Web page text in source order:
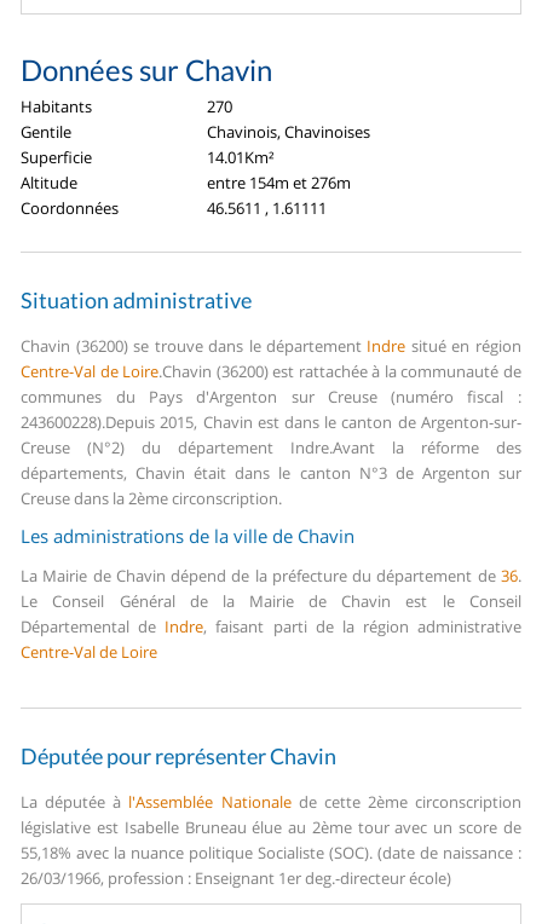
Données sur Chavin
Habitants
270
Gentile
Chavinois, Chavinoises
Superficie
14.01Km²
Altitude
entre 154m et 276m
Coordonnées
46.5611 , 1.61111
Situation administrative
Chavin (36200) se trouve dans le département Indre situé en région
Centre-Val de Loire.Chavin (36200) est rattachée à la communauté de
communes du Pays d'Argenton sur Creuse (numéro fiscal :
243600228).Depuis 2015, Chavin est dans le canton de Argenton-sur-
Creuse (N°2) du département Indre.Avant la réforme des
départements, Chavin était dans le canton N°3 de Argenton sur
Creuse dans la 2ème circonscription.
Les administrations de la ville de Chavin
La Mairie de Chavin dépend de la préfecture du département de 36.
Le Conseil Général de la Mairie de Chavin est le Conseil
Départemental de Indre, faisant parti de la région administrative
Centre-Val de Loire
Députée pour représenter Chavin
La députée à l'Assemblée Nationalede cette 2ème circonscription
législative est Isabelle Bruneau élue au 2ème tour avec un score de
55,18% avec la nuance politique Socialiste (SOC). (date de naissance :
26/03/1966, profession : Enseignant 1er deg.-directeur école)